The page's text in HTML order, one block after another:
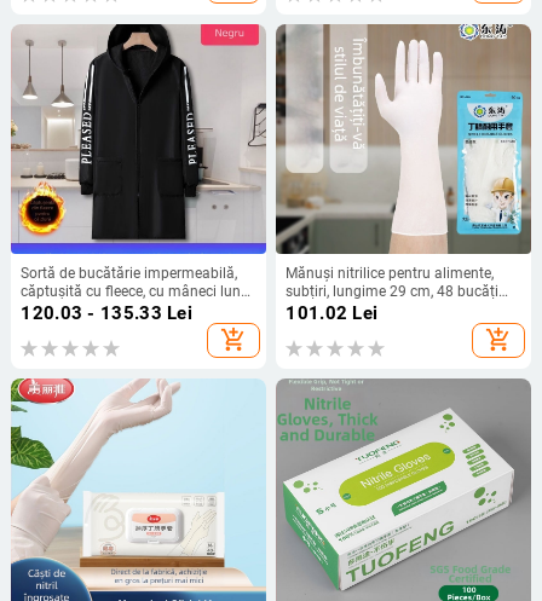
Sortă de bucătărie impermeabilă,
căptușită cu fleece, cu mâneci lungi,
durabilă, rezistentă la praf și ulei
120.03 - 135.33 Lei
add_shopping_cart
Mănuși nitrilice pentru alimente,
subțiri, lungime 29 cm, 48 bucăți
într-o cutie
101.02 Lei
add_shopping_cart